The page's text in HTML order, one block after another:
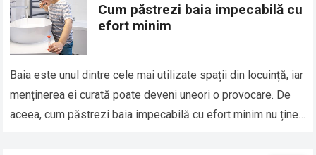
Cum păstrezi baia impecabilă cu
efort minim
Baia este unul dintre cele mai utilizate spații din locuință, iar
menținerea ei curată poate deveni uneori o provocare. De
aceea, cum păstrezi baia impecabilă cu efort minim nu ține